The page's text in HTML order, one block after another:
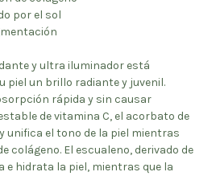
por el sol
y ultra iluminador está
piel un brillo radiante y juvenil.
rápida y sin causar
de vitamina C, el acorbato de
unifica el tono de la piel mientras
colágeno. El escualeno, derivado de
e hidrata la piel, mientras que la